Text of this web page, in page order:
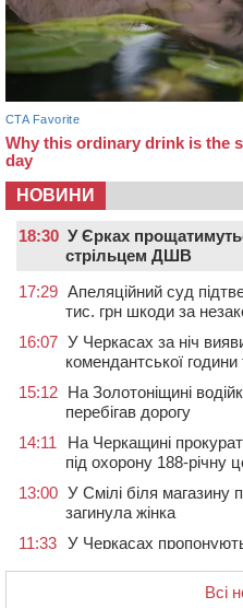
НОВИНИ
18:30 У Єрках
стрільцем ДШВ
17:29 Апеляційний суд
тис. грн шкоди за
16:07 У Черкасах за ніч
комендантської години
15:12 На Золотоніщині
перебігав дорогу
14:11
На Черкащині
під охорону 188-річну
13:00 У Смілі біля магазину
загинула жінка
11:33 У Черкасах
Не вистачає стажуВсі